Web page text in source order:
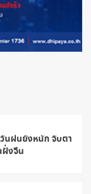
นฝนยังหนัก จับตา
งจีน